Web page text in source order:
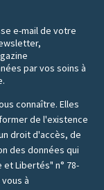
e-mail de votre
par vos soins à
connaître. Elles
de l'existence
droit d'accès, de
des données qui
Libertés" n° 78-
à